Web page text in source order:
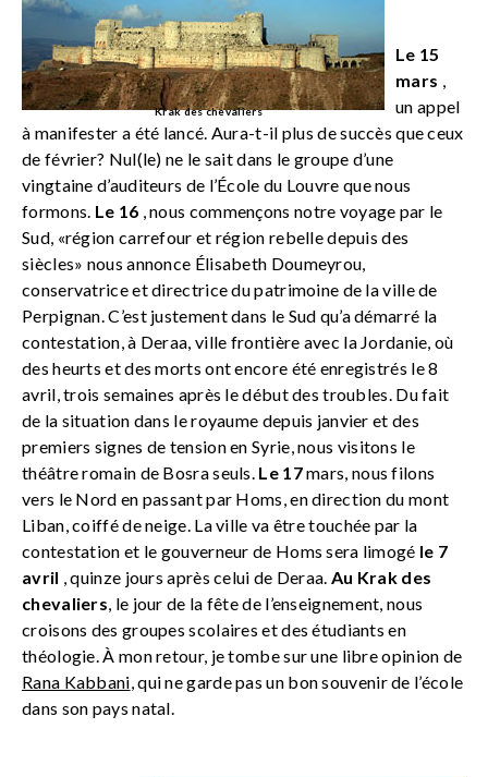
Krak des chevaliers
Le 15
mars ,
un appel
à manifester a été lancé. Aura-t-il plus de succès que ceux
de février? Nul(le) ne le sait dans le groupe d’une
vingtaine d’auditeurs de l’École du Louvre que nous
formons. Le 16 , nous commençons notre voyage par le
Sud, «région carrefour et région rebelle depuis des
siècles» nous annonce Élisabeth Doumeyrou,
conservatrice et directrice du patrimoine de la ville de
Perpignan. C’est justement dans le Sud qu’a démarré la
contestation, à Deraa, ville frontière avec la Jordanie, où
des heurts et des morts ont encore été enregistrés le 8
avril, trois semaines après le début des troubles. Du fait
de la situation dans le royaume depuis janvier et des
premiers signes de tension en Syrie, nous visitons le
théâtre romain de Bosra seuls. Le 17mars, nous filons
vers le Nord en passant par Homs, en direction du mont
Liban, coiffé de neige. La ville va être touchée par la
contestation et le gouverneur de Homs sera limogé le 7
avril , quinze jours après celui de Deraa. Au Krak des
chevaliers, le jour de la fête de l’enseignement, nous
croisons des groupes scolaires et des étudiants en
théologie. À mon retour, je tombe sur une libre opinion de
Rana Kabbani, qui ne garde pas un bon souvenir de l’école
dans son pays natal.